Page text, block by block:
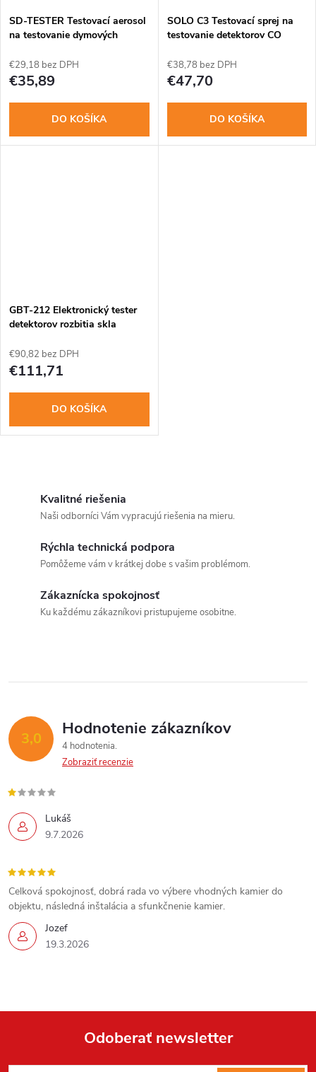
SD-TESTER Testovací aerosol
na testovanie dymových
€29,18 bez DPH
€35,89
DO KOŠÍKA
SOLO C3 Testovací sprej na
testovanie detektorov CO
€38,78 bez DPH
€47,70
DO KOŠÍKA
GBT-212 Elektronický tester
detektorov rozbitia skla
€90,82 bez DPH
€111,71
DO KOŠÍKA
i
p
r
v
k
y
v
ý
p
u
Kvalitné riešenia
Naši odborníci Vám vypracujú riešenia na mieru.
Rýchla technická podpora
Pomôžeme vám v krátkej dobe s vašim problémom.
Zákaznícka spokojnosť
Ku každému zákazníkovi pristupujeme osobitne.
3,0 Hodnotenie zákazníkov
4 hodnotenia
Zobraziť recenzie
Lukáš
9.7.2026
Jozef
19.3.2026
Celková spokojnosť, dobrá rada vo výbere vhodných kamier do
objektu, následná inštalácia a sfunkčnenie kamier.
Odoberať newsletter